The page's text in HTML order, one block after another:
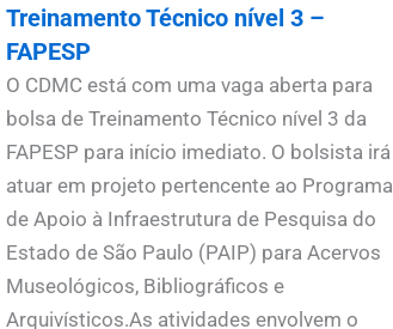
Treinamento Técnico nível 3 –
FAPESP
O CDMC está com uma vaga aberta para
bolsa de Treinamento Técnico nível 3 da
FAPESP para início imediato. O bolsista irá
atuar em projeto pertencente ao Programa
de Apoio à Infraestrutura de Pesquisa do
Estado de São Paulo (PAIP) para Acervos
Museológicos, Bibliográficos e
Arquivísticos.As atividades envolvem o